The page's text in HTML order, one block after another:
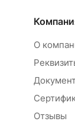
О
Отзывы